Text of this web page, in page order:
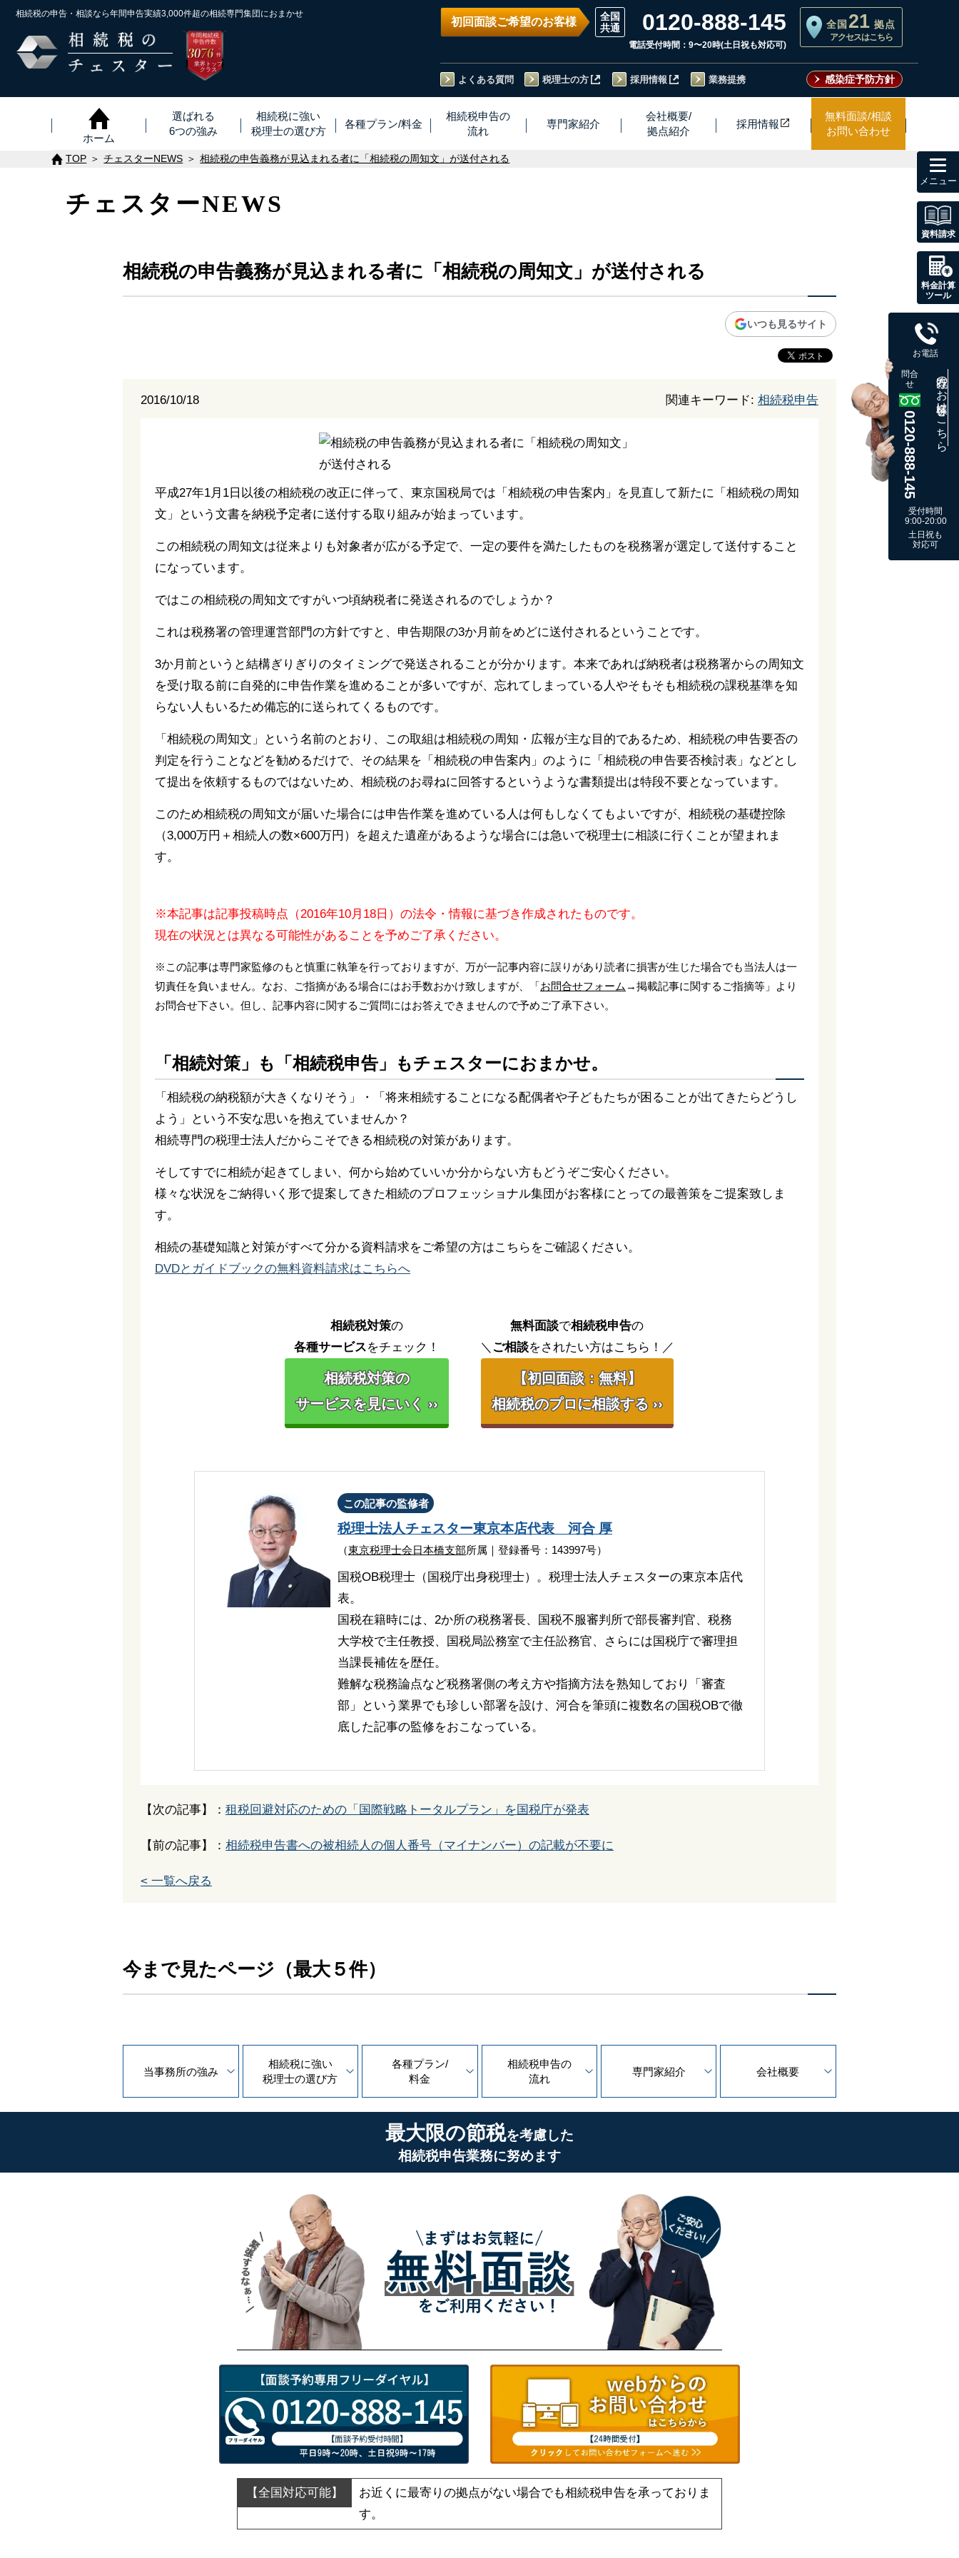
相続税の申告・相談なら年間申告実績3,000件超の相続専門集団におまかせ
年間相続税
申告件数
3076 ※
件
業界トップ
クラス
初回面談ご希望のお客様 0120-888-145
電話受付時間：9〜20時(土日祝も対応可)
全国 21 拠点
アクセスはこちら
よくある質問 税理士の方 採用情報 業務提携 感染症予防方針
ホーム
選ばれる
6つの強み
相続税に強い
税理士の選び方
各種プラン/料金
相続税申告の
流れ
専門家紹介
会社概要/
拠点紹介
採用情報
無料面談/相談
お問い合わせ
TOP チェスターNEWS 相続税の申告義務が見込まれる者に「相続税の周知文」が送付される
チェスターNEWS
相続税の申告義務が見込まれる者に「相続税の周知文」が送付される
いつも見るサイト
2016/10/18 関連キーワード: 相続税申告
平成27年1月1日以後の相続税の改正に伴って、東京国税局では「相続税の申告案内」を見直して新たに「相続税の周知
文」という文書を納税予定者に送付する取り組みが始まっています。
この相続税の周知文は従来よりも対象者が広がる予定で、一定の要件を満たしたものを税務署が選定して送付すること
になっています。
ではこの相続税の周知文ですがいつ頃納税者に発送されるのでしょうか？
これは税務署の管理運営部門の方針ですと、申告期限の3か月前をめどに送付されるということです。
3か月前というと結構ぎりぎりのタイミングで発送されることが分かります。本来であれば納税者は税務署からの周知文
を受け取る前に自発的に申告作業を進めることが多いですが、忘れてしまっている人やそもそも相続税の課税基準を知
らない人もいるため備忘的に送られてくるものです。
「相続税の周知文」という名前のとおり、この取組は相続税の周知・広報が主な目的であるため、相続税の申告要否の
判定を行うことなどを勧めるだけで、その結果を「相続税の申告案内」のように「相続税の申告要否検討表」などとし
て提出を依頼するものではないため、相続税のお尋ねに回答するというような書類提出は特段不要となっています。
このため相続税の周知文が届いた場合には申告作業を進めている人は何もしなくてもよいですが、相続税の基礎控除
（3,000万円＋相続人の数×600万円）を超えた遺産があるような場合には急いで税理士に相談に行くことが望まれま
す。
※本記事は記事投稿時点（2016年10月18日）の法令・情報に基づき作成されたものです。
現在の状況とは異なる可能性があることを予めご了承ください。
※この記事は専門家監修のもと慎重に執筆を行っておりますが、万が一記事内容に誤りがあり読者に損害が生じた場合でも当法人は一
切責任を負いません。なお、ご指摘がある場合にはお手数おかけ致しますが、「お問合せフォーム →掲載記事に関するご指摘等」より
お問合せ下さい。但し、記事内容に関するご質問にはお答えできませんので予めご了承下さい。
「相続対策」も「相続税申告」もチェスターにおまかせ。
「相続税の納税額が大きくなりそう」・「将来相続することになる配偶者や子どもたちが困ることが出てきたらどうし
よう」という不安な思いを抱えていませんか？
相続専門の税理士法人だからこそできる相続税の対策があります。
そしてすでに相続が起きてしまい、何から始めていいか分からない方もどうぞご安心ください。
様々な状況をご納得いく形で提案してきた相続のプロフェッショナル集団がお客様にとっての最善策をご提案致しま
す。
相続の基礎知識と対策がすべて分かる資料請求をご希望の方はこちらをご確認ください。
DVDとガイドブックの無料資料請求はこちらへ
相続税対策の
各種サービスをチェック！
相続税対策の
サービスを見にいく ››
無料面談で相続税申告の
＼ ご相談をされたい方はこちら！／
【初回面談：無料】
相続税のプロに相談する ››
この記事の監修者
税理士法人チェスター東京本店代表 河合 厚
（東京税理士会日本橋支部所属｜登録番号：143997号）
国税OB税理士（国税庁出身税理士）。税理士法人チェスターの東京本店代
表。
国税在籍時には、2か所の税務署長、国税不服審判所で部長審判官、税務
大学校で主任教授、国税局訟務室で主任訟務官、さらには国税庁で審理担
当課長補佐を歴任。
難解な税務論点など税務署側の考え方や指摘方法を熟知しており「審査
部」という業界でも珍しい部署を設け、河合を筆頭に複数名の国税OBで徹
底した記事の監修をおこなっている。
【次の記事】： 租税回避対応のための「国際戦略トータルプラン」を国税庁が発表
【前の記事】： 相続税申告書への被相続人の個人番号（マイナンバー）の記載が不要に
< 一覧へ戻る
今まで見たページ（最大５件）
当事務所の強み
相続税に強い
税理士の選び方
各種プラン/
料金
相続税申告の
流れ
専門家紹介 会社概要
最大限の節税を考慮した
相続税申告業務に努めます
お近くに最寄りの拠点がない場合でも相続税申告を承っておりま
す。
資料請求
料金計算
ツール
お電話
問合
せ
0120-888-145
既存のお客様はこちら
受付時間
9:00-20:00
土日祝も
対応可